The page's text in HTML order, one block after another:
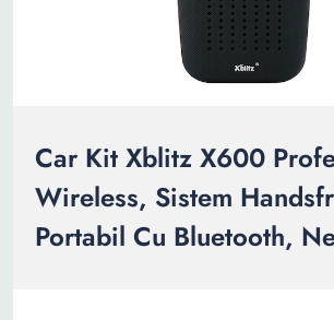
Car Kit Xblitz X600
Wireless, Sistem
Portabil Cu Bluetooth,